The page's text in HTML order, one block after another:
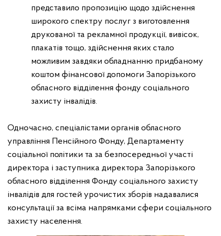
представило пропозицію щодо здійснення
широкого спектру послуг з виготовлення
друкованої та рекламної продукції, вивісок,
плакатів тощо, здійснення яких стало
можливим завдяки обладнанню придбаному
коштом фінансової допомоги Запорізького
обласного відділення фонду соціального
захисту інвалідів.
Одночасно, спеціалістами органів обласного
управління Пенсійного Фонду, Департаменту
соціальної політики та за безпосередньої участі
директора і заступника директора Запорізького
обласного відділення Фонду соціального захисту
інвалідів для гостей урочистих зборів надавалися
консультації за всіма напрямками сфери соціального
захисту населення.